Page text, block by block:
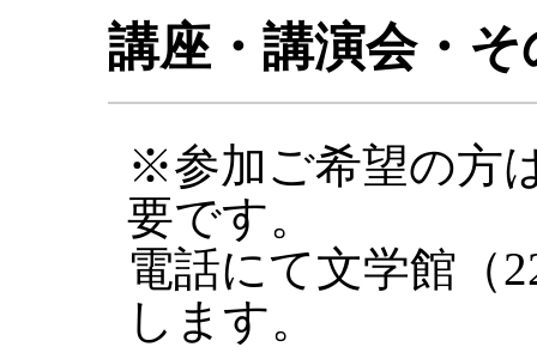
講座・講演会・
※参加ご希望の方
要です。
電話にて文学館（
します。